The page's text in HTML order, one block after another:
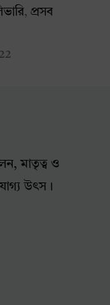
, প্রসব
মাতৃত্ব ও
উৎস।